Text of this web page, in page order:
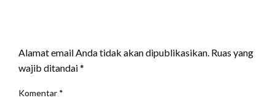
Alamat email Anda tidak akan dipublikasikan. Ruas yang
wajib ditandai*
Komentar *